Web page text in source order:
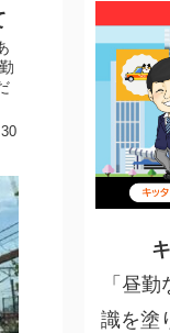
「昼
識を塗